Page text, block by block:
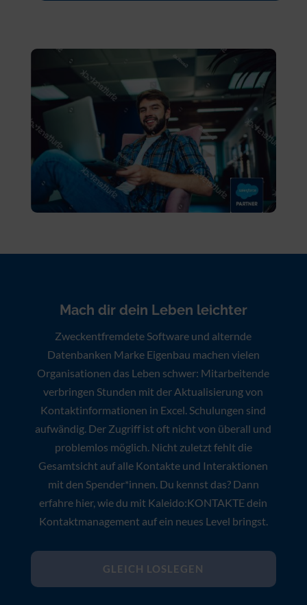
Mach dir dein Leben leichter
Zweckentfremdete Software und alternde
Datenbanken Marke Eigenbau machen vielen
Organisationen das Leben schwer: Mitarbeitende
verbringen Stunden mit der Aktualisierung von
Kontaktinformationen in Excel. Schulungen sind
aufwändig. Der Zugriff ist oft nicht von überall und
problemlos möglich. Nicht zuletzt fehlt die
Gesamtsicht auf alle Kontakte und Interaktionen
mit den Spender*innen. Du kennst das? Dann
Kontaktmanagement auf ein neues Level bringst.